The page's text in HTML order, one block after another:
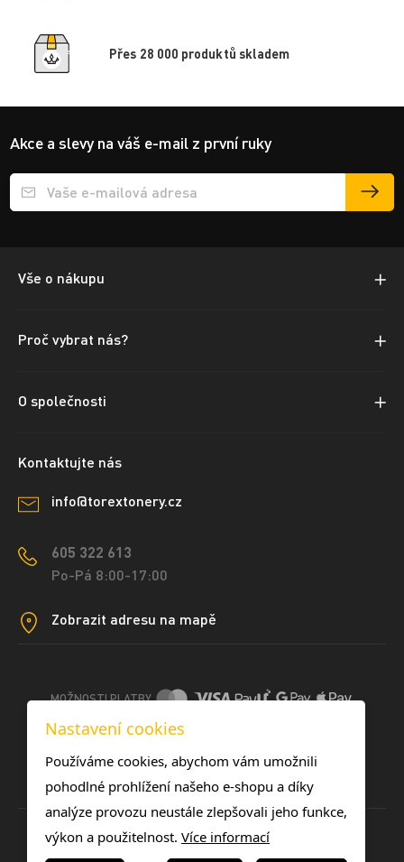
Přes 28 000 produktů skladem
Akce a slevy na váš e-mail z první ruky
Přihlášení e-mailu k odběru
Vše o nákupu
Proč vybrat nás?
O společnosti
Kontaktujte nás
info@torextonery.cz
605 322 613
Po-Pá 8:00-17:00
Zobrazit adresu na mapě
MOŽNOSTI PLATBY
DOPRAVNÍ METODY
Nastavení cookies
Používáme cookies, abychom vám umožnili
pohodlné prohlížení našeho e-shopu a díky
analýze provozu neustále zlepšovali jeho funkce,
výkon a použitelnost. Více informací